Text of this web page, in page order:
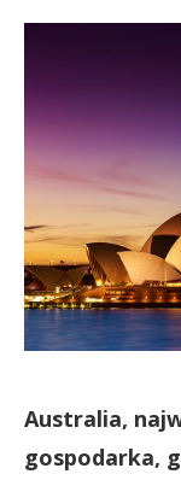
Australia,
gospodarka,